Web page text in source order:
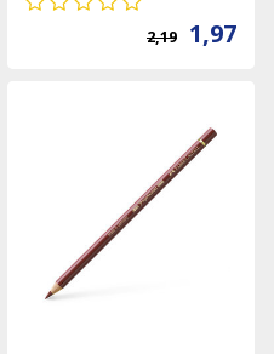
2,19 1,97